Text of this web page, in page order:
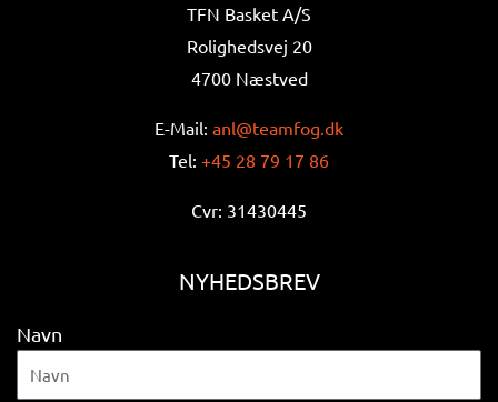
TFN Basket A/S
Rolighedsvej 20
4700 Næstved
E-Mail: anl@teamfog.dk
Tel: +45 28 79 17 86
Cvr: 31430445
NYHEDSBREV
Navn